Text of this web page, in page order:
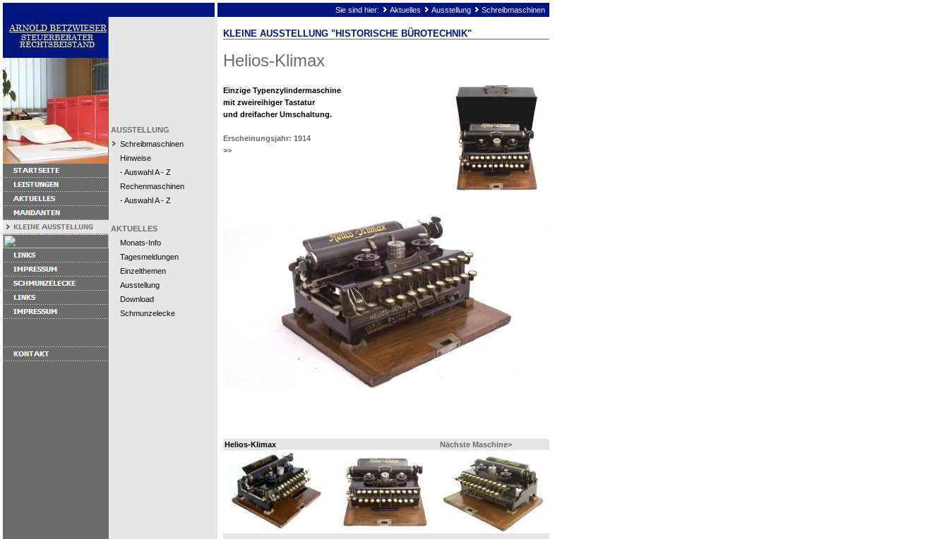
Sie sind hier: Aktuelles Ausstellung Schreibmaschinen
AUSSTELLUNG
Schreibmaschinen
Hinweise
- Auswahl A - Z
Rechenmaschinen
- Auswahl A - Z
AKTUELLES
Monats-Info
Tagesmeldungen
Einzelthemen
Ausstellung
Download
Schmunzelecke
KLEINE AUSSTELLUNG "HISTORISCHE BÜROTECHNIK"
Helios-Klimax
Einzige Typenzylindermaschine
mit zweireihiger Tastatur
und dreifacher Umschaltung.
Erscheinungsjahr: 1914
>>
Helios-Klimax Nächste Maschine>